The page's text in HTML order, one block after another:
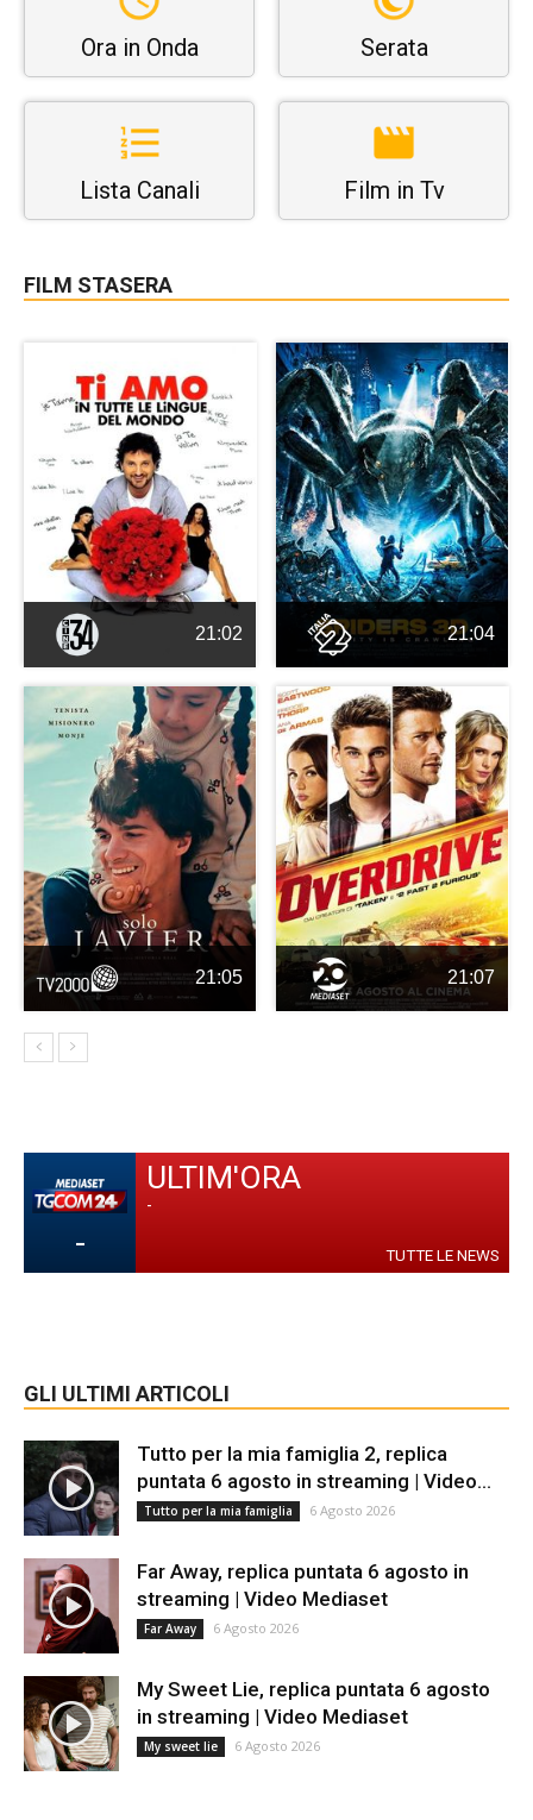
Ora in Onda Serata
Lista Canali Film in Tv
FILM STASERA
21:02 21:04
21:05 21:07
-
ULTIM'ORA
-
TUTTE LE NEWS
GLI ULTIMI ARTICOLI
Tutto per la mia famiglia 2, replica
puntata 6 agosto in streaming | Video...
Tutto per la mia famiglia 6 Agosto 2026
Far Away, replica puntata 6 agosto in
streaming | Video Mediaset
Far Away 6 Agosto 2026
My Sweet Lie, replica puntata 6 agosto
in streaming | Video Mediaset
My sweet lie 6 Agosto 2026